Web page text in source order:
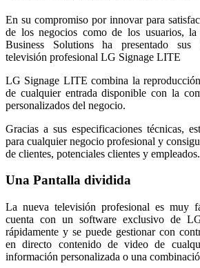
En su compromiso por innovar para
de los negocios como de los usuarios,
Business Solutions ha presentado sus
televisión profesional LG Signage LITE
LG Signage LITE combina la
de cualquier entrada disponible con la
personalizados del negocio.
Gracias a sus especificaciones técnicas,
para cualquier negocio profesional y
de clientes, potenciales clientes y empleados.
Una Pantalla dividida
La nueva televisión profesional es muy
cuenta con un software exclusivo de
rápidamente y se puede gestionar con
en directo contenido de video de
información personalizada o una